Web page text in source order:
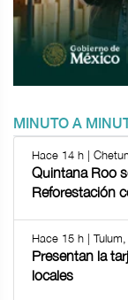
MINUTO A
Hace 14 h |
Quintana Roo
Reforestación
Hace 15 h |
Presentan la
locales